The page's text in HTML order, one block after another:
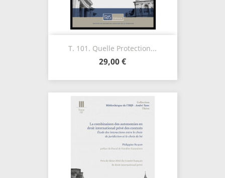
T. 101. Quelle Protection...
29,00 €